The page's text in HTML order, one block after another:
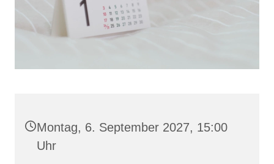
Montag, 6. September 2027, 15:00
Uhr